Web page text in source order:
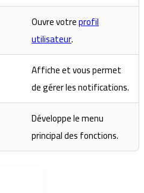
Ouvre votreprofil
utilisateur.
Affiche et vous permet
de gérer les notifications.
Développe le menu
principal des fonctions.